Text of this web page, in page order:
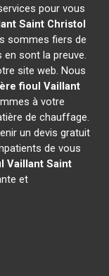
pour vous
Saint Christol
sommes fiers de
sont la preuve.
site web. Nous
fioul Vaillant
à votre
de chauffage.
un devis gratuit
de vous
Vaillant Saint
et